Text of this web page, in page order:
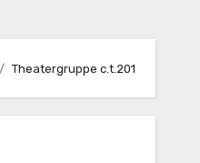
Theatergruppe c.t.201